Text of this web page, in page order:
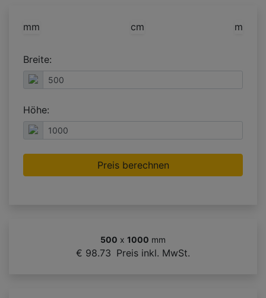
mm cm m
Breite:
Höhe:
Preis berechnen
500 x 1000 mm
€ 98.73 Preis inkl. MwSt.